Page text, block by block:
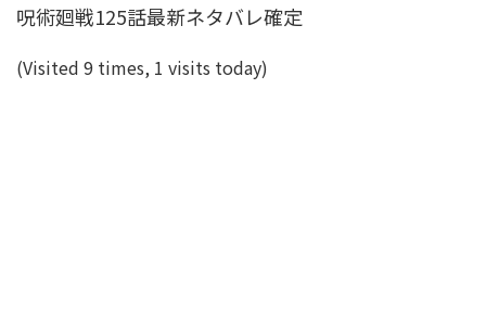
呪術廻戦125話最新ネタバレ確定
(Visited 9 times, 1 visits today)